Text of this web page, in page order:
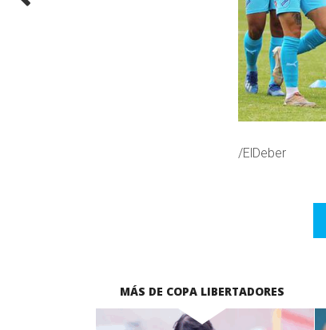
/ElDeber
MÁS DE COPA LIBERTADORES